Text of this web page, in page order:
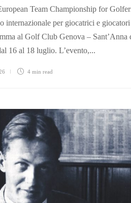
Team Championship for
internazionale per giocatrici e giocatori
al Golf Club Genova – Sant’Anna
16 al 18 luglio. L’evento,...
4 min read